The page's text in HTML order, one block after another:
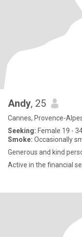
Andy, 25
Cannes, Provence-
Seeking: Female 19 -
Smoke: Occasionally
Generous and kind
Active in the financial